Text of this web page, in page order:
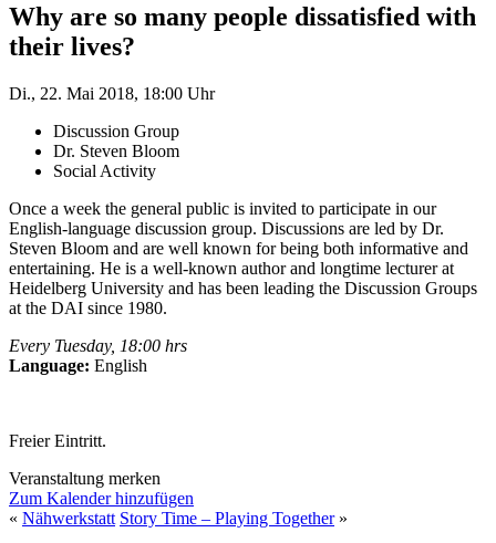
Why are so many people dissatisfied with
their lives?
Di., 22. Mai 2018, 18:00 Uhr
Discussion Group
Dr. Steven Bloom
Social Activity
Once a week the general public is invited to participate in our
English-language discussion group. Discussions are led by Dr.
Steven Bloom and are well known for being both informative and
entertaining. He is a well-known author and longtime lecturer at
Heidelberg University and has been leading the Discussion Groups
at the DAI since 1980.
Every Tuesday, 18:00 hrs
Language: English
Freier Eintritt.
Veranstaltung merken
Zum Kalender hinzufügen
« Nähwerkstatt Story Time – Playing Together»